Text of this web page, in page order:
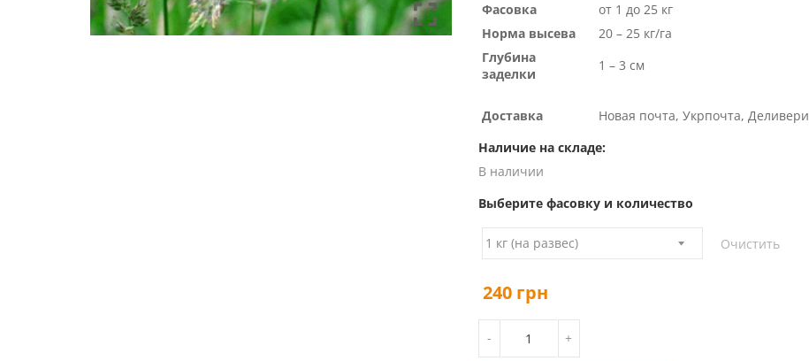
Фасовка
от 1 до 25 кг
Норма высева
20 – 25 кг/га
Глубина
заделки
1 – 3 см
Доставка
Новая почта, Укрпочта, Деливери
Наличие на складе:
В наличии
Выберите фасовку и количество
Очистить
240 грн
- +